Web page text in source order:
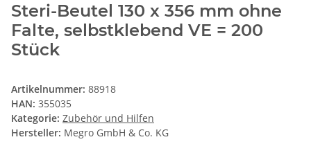
Steri-Beutel 130 x 356 mm ohne
Falte, selbstklebend VE = 200
Stück
Artikelnummer: 88918
HAN: 355035
Kategorie: Zubehör und Hilfen
Hersteller: Megro GmbH & Co. KG